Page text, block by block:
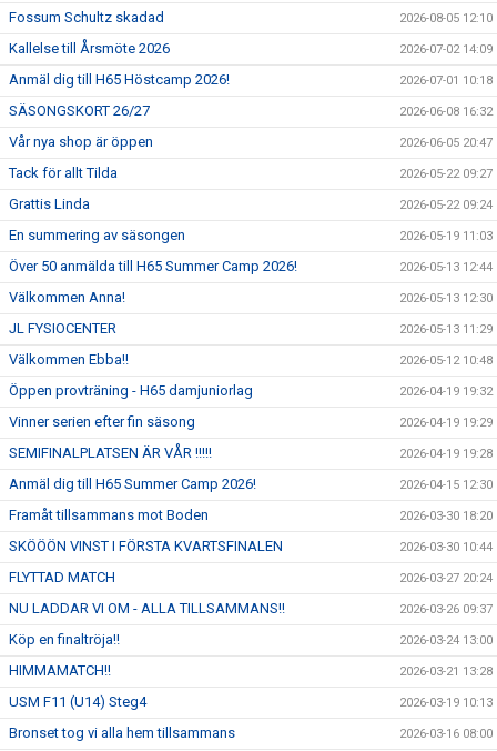
Fossum Schultz skadad 2026-08-05 12:10
Kallelse till Årsmöte 2026 2026-07-02 14:09
Anmäl dig till H65 Höstcamp 2026! 2026-07-01 10:18
SÄSONGSKORT 26/27 2026-06-08 16:32
Vår nya shop är öppen 2026-06-05 20:47
Tack för allt Tilda 2026-05-22 09:27
Grattis Linda 2026-05-22 09:24
En summering av säsongen 2026-05-19 11:03
Över 50 anmälda till H65 Summer Camp 2026! 2026-05-13 12:44
Välkommen Anna! 2026-05-13 12:30
JL FYSIOCENTER 2026-05-13 11:29
Välkommen Ebba!! 2026-05-12 10:48
Öppen provträning - H65 damjuniorlag 2026-04-19 19:32
Vinner serien efter fin säsong 2026-04-19 19:29
SEMIFINALPLATSEN ÄR VÅR !!!!! 2026-04-19 19:28
Anmäl dig till H65 Summer Camp 2026! 2026-04-15 12:30
Framåt tillsammans mot Boden 2026-03-30 18:20
SKÖÖÖN VINST I FÖRSTA KVARTSFINALEN 2026-03-30 10:44
FLYTTAD MATCH 2026-03-27 20:24
NU LADDAR VI OM - ALLA TILLSAMMANS!! 2026-03-26 09:37
Köp en finaltröja!! 2026-03-24 13:00
HIMMAMATCH!! 2026-03-21 13:28
USM F11 (U14) Steg4 2026-03-19 10:13
Bronset tog vi alla hem tillsammans 2026-03-16 08:00